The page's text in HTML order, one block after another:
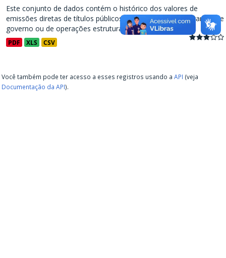
Este conjunto de dados contém o histórico dos valores de
emissões diretas de títulos públicos, decorrentes de programas de
governo ou de operações estruturadas, a partir de...
PDF XLS CSV
Você também pode ter acesso a esses registros usando a API (veja
Documentação da API).